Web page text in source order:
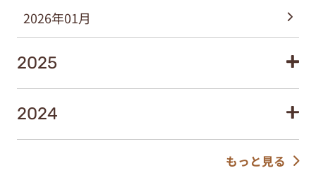
2026年01月
2025
2024
もっと見る